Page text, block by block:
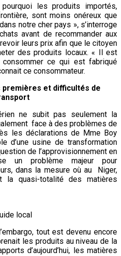
les produits importés,
sont moins onéreux que
notre cher pays », s’interroge
avant de recommander aux
leurs prix afin que le citoyen
des produits locaux. « Il est
consommer ce qui est fabriqué
ce consommateur.
et difficultés de
ne subit pas seulement la
face à des problèmes de
les déclarations de Mme Boy
d’une usine de transformation
de l’approvisionnement en
un problème majeur pour
dans la mesure où au Niger,
quasi-totalité des matières
local
tout est devenu encore
les produits au niveau de la
d’aujourd’hui, les matières